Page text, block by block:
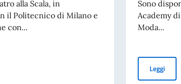
alla Scala, in
il Politecnico di Milano e
con...
Teatro alla Scala – Borse di studio in Design, Moda e Business
Sono
Academy
Moda...
Leggi